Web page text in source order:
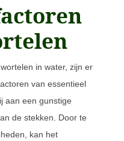
in water, zijn er
van essentieel
aan een gunstige
de stekken. Door te
kan het